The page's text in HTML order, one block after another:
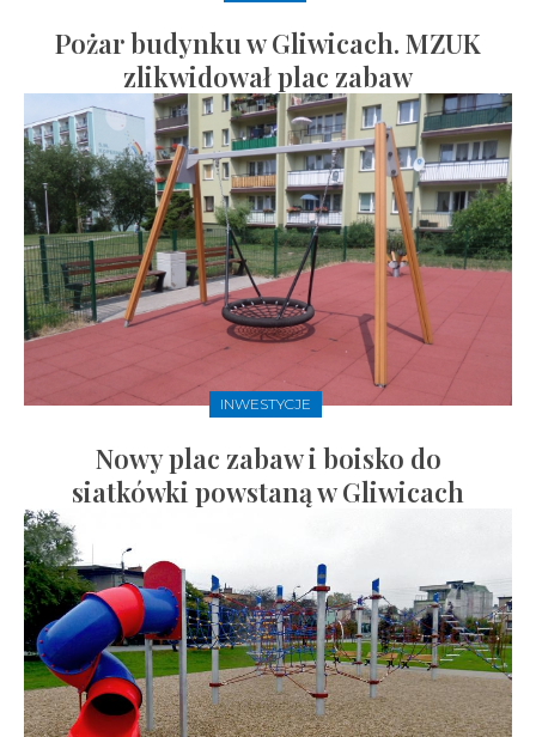
Pożar budynku w Gliwicach. MZUK
zlikwidował plac zabaw
INWESTYCJE
Nowy plac zabaw i boisko do
siatkówki powstaną w Gliwicach